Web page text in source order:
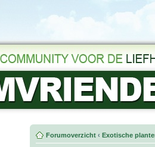
Forumoverzicht ‹ Exotische